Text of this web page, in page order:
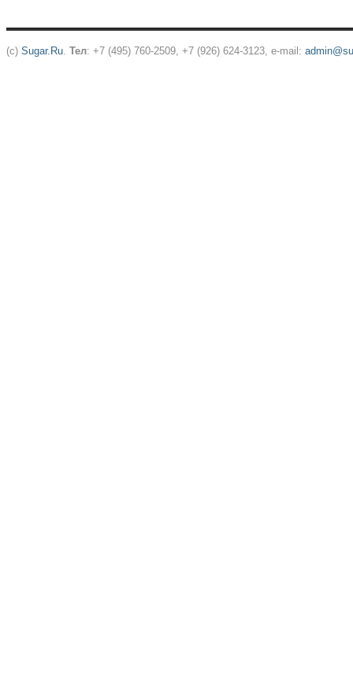
(c) Sugar.Ru. Тел: +7 (495) 760-2509, +7 (926) 624-3123, e-mail: